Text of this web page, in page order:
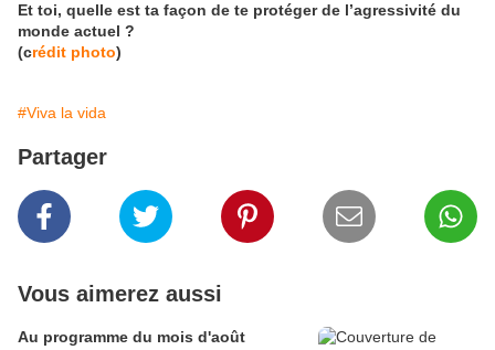
Et toi, quelle est ta façon de te protéger de l’agressivité du
monde actuel ?
(crédit photo)
#Viva la vida
Partager
Vous aimerez aussi
Au programme du mois d'août